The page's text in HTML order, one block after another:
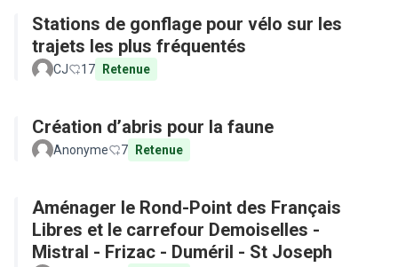
Stations de gonflage pour vélo sur les
trajets les plus fréquentés
CJ 17 Retenue
Création d’abris pour la faune
Anonyme 7 Retenue
Aménager le Rond-Point des Français
Libres et le carrefour Demoiselles -
Mistral - Frizac - Duméril - St Joseph